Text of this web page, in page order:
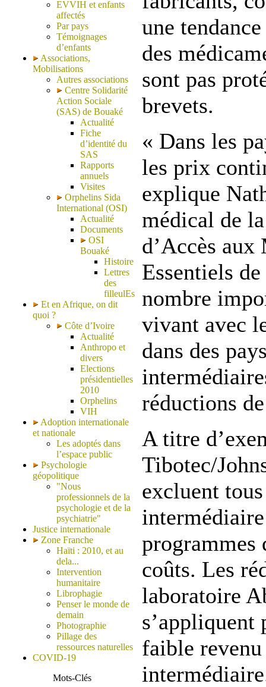
EVVIH et enfants
affectés
Par pays
Témoignages
d’enfants
Associations,
Mobilisations
Autres associations
Centre Solidarité
Action Sociale
(SAS) de Bouaké
Actualité
Fiche
d’identité du
SAS
Rapports
annuels
Visites
Orphelins Sida
International (OSI)
Actualité
Documents
OSI
Bouaké
Histoire
Lettres
des
filleulEs
Et en Afrique, on dit
quoi ?
Côte d’Ivoire
Actualité
Anthropo et
divers
Elections
présidentielles
2010
Orphelins
VIH
Adoption internationale
et nationale
Les adoptés dans
l’espace public
Psychologie
géopolitique
"Nous
professionnels de la
psychologie et de la
psychiatrie"
Justice internationale
Zone Franche
Haïti : 2010, et au
dela...
Intervention
humanitaire
Librophagie
Penser le monde de
demain
Photographie
Pillage des
ressources naturelles
COVID-19
Mots-Clés
une
des
sont pas
brevets.
« Dans les
les prix
explique
médical de
d’Accès aux
Essentiels de
nombre
vivant avec
dans des
réductions
A titre
Tibotec/
excluent
programmes
coûts. Les
laboratoire
s’appliquent
faible